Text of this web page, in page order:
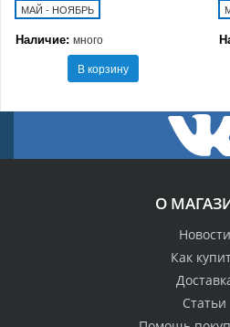
МАЙ - НОЯБРЬ
Наличие: много
В корзину
О
Новости
Как
Статьи